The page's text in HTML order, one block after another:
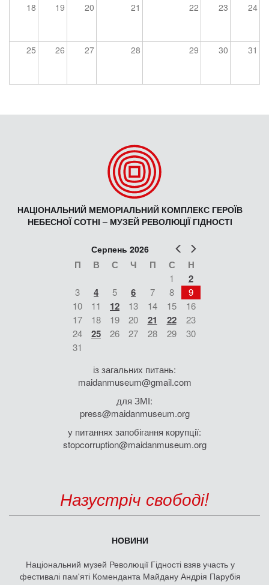
18 19 20 21 22 23 24
25 26 27 28 29 30 31
НАЦІОНАЛЬНИЙ МЕМОРІАЛЬНИЙ КОМПЛЕКС ГЕРОЇВ
НЕБЕСНОЇ СОТНІ – МУЗЕЙ РЕВОЛЮЦІЇ ГІДНОСТІ
Попер
Серпень 2026
П В С Ч П С Н
1 2
3 4 5 6 7 8
9
10
11 12 13 14 15
16
17
18 19 20 21 22
23
24
25 26 27 28 29
30
31
із загальних питань:
maidanmuseum@gmail.com
для ЗМІ:
press@maidanmuseum.org
у питаннях запобігання корупції:
stopcorruption@maidanmuseum.org
Назустріч свободі!
НОВИНИ
Національний музей Революції Гідності взяв участь у
фестивалі пам'яті Коменданта Майдану Андрія Парубія